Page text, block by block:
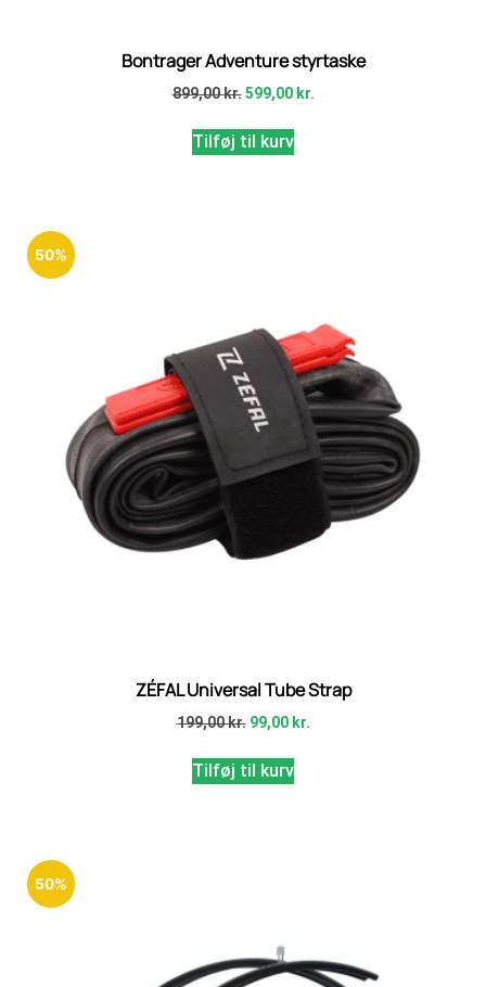
Bontrager Adventure styrtaske
899,00kr. 599,00 kr.
Tilføj til kurv
50%
ZÉFAL Universal Tube Strap
199,00kr. 99,00 kr.
Tilføj til kurv
50%